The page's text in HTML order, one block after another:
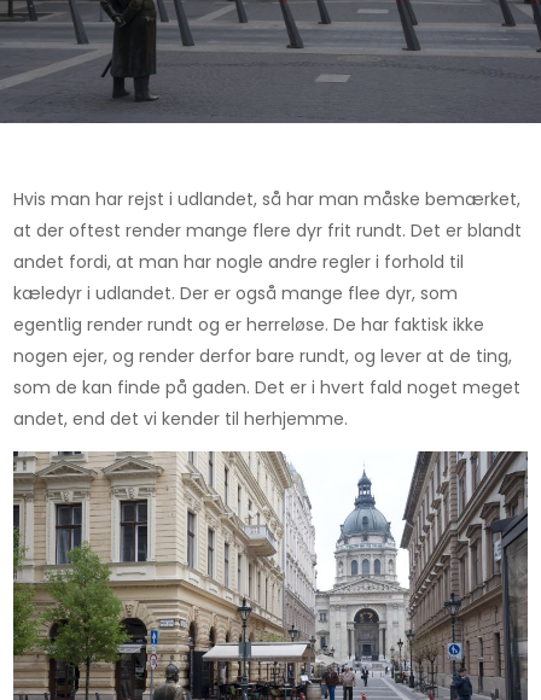
Hvis man har rejst i udlandet, så har man måske bemærket,
at der oftest render mange flere dyr frit rundt. Det er blandt
andet fordi, at man har nogle andre regler i forhold til
kæledyr i udlandet. Der er også mange flee dyr, som
egentlig render rundt og er herreløse. De har faktisk ikke
nogen ejer, og render derfor bare rundt, og lever at de ting,
som de kan finde på gaden. Det er i hvert fald noget meget
andet, end det vi kender til herhjemme.